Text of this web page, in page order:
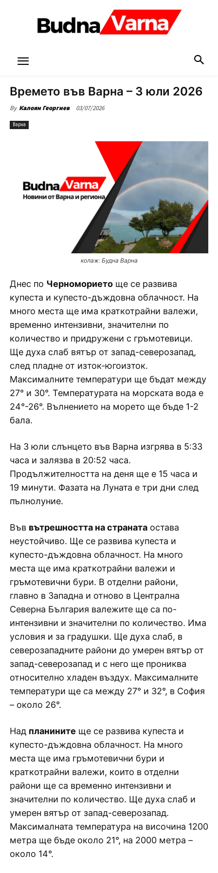
Времето във Варна – 3 юли 2026
By Калоян Георгиев 03/07/2026
Варна
колаж: Будна Варна
Днес по Черноморието ще се развива
купеста и купесто-дъждовна облачност. На
много места ще има краткотрайни валежи,
временно интензивни, значителни по
количество и придружени с гръмотевици.
Ще духа слаб вятър от запад-северозапад,
след пладне от изток-югоизток.
Максималните температури ще бъдат между
27° и 30°. Температурата на морската вода е
24°-26°. Вълнението на морето ще бъде 1-2
бала.
На 3 юли слънцето във Варна изгрява в 5:33
часа и залязва в 20:52 часа.
Продължителността на деня ще е 15 часа и
19 минути. Фазата на Луната е три дни след
пълнолуние.
Във вътрешността на страната остава
неустойчиво. Ще се развива купеста и
купесто-дъждовна облачност. На много
места ще има краткотрайни валежи и
гръмотевични бури. В отделни райони,
главно в Западна и отново в Централна
Северна България валежите ще са по-
интензивни и значителни по количество. Има
условия и за градушки. Ще духа слаб, в
северозападните райони до умерен вятър от
запад-северозапад и с него ще прониква
относително хладен въздух. Максималните
температури ще са между 27° и 32°, в София
– около 26°.
Над планините ще се развива купеста и
купесто-дъждовна облачност. На много
места ще има гръмотевични бури и
краткотрайни валежи, които в отделни
райони ще са временно интензивни и
значителни по количество. Ще духа слаб и
умерен вятър от запад-северозапад.
Максималната температура на височина 1200
метра ще бъде около 21°, на 2000 метра –
около 14°.